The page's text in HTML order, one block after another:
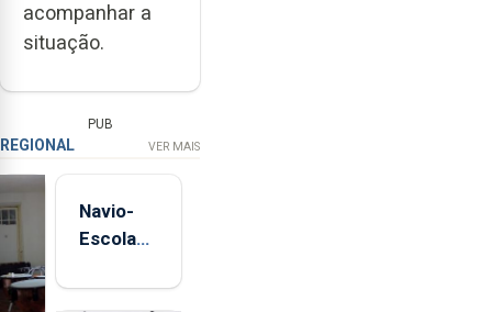
acompanhar a
situação.
PUB
REGIONAL VER MAIS
Navio-
Escola
está de